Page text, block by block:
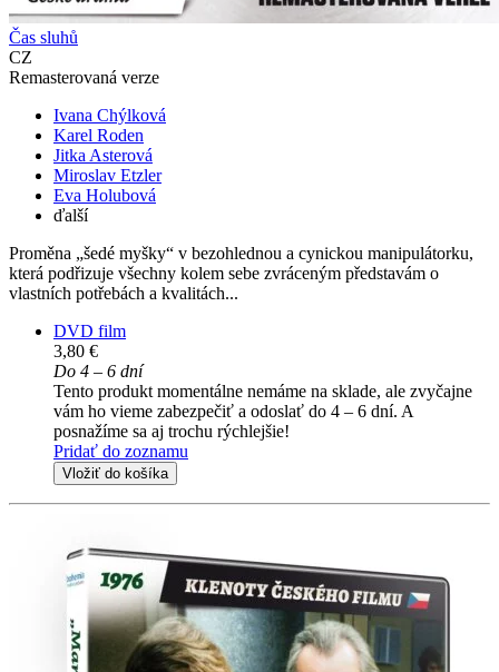
Čas sluhů
CZ
Remasterovaná verze
Ivana Chýlková
Karel Roden
Jitka Asterová
Miroslav Etzler
Eva Holubová
ďalší
Proměna „šedé myšky“ v bezohlednou a cynickou manipulátorku,
která podřizuje všechny kolem sebe zvráceným představám o
vlastních potřebách a kvalitách...
DVD film
3,80 €
Do 4 – 6 dní
Tento produkt momentálne nemáme na sklade, ale zvyčajne
vám ho vieme zabezpečiť a odoslať do 4 – 6 dní. A
posnažíme sa aj trochu rýchlejšie!
Pridať do zoznamu
Vložiť do košíka